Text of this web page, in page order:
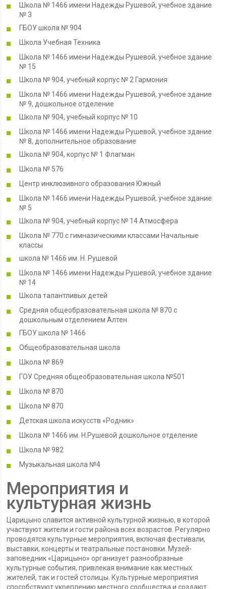
Школа № 1466 имени Надежды Рушевой, учебное здание
№ 3
ГБОУ школа № 904
Школа Учебная Техника
Школа № 1466 имени Надежды Рушевой, учебное здание
№ 15
Школа № 904, учебный корпус № 2 Гармония
Школа № 1466 имени Надежды Рушевой, учебное здание
№ 9, дошкольное отделение
Школа № 904, учебный корпус № 10
Школа № 1466 имени Надежды Рушевой, учебное здание
№ 8, дополнительное образование
Школа № 904, корпус № 1 Флагман
Школа № 576
Центр инклюзивного образования Южный
Школа № 1466 имени Надежды Рушевой, учебное здание
№ 5
Школа № 904, учебный корпус № 14 Атмосфера
Школа № 770 с гимназическими классами Начальные
классы
школа № 1466 им. Н. Рушевой
Школа № 1466 имени Надежды Рушевой, учебное здание
№ 14
Школа талантливых детей
Средняя общеобразовательная школа № 870 с
дошкольным отделением Алтен
ГБОУ школа № 1466
Общеобразовательная школа
Школа № 869
ГОУ Средняя общеобразовательная школа №501
Школа № 870
Школа № 870
Детская школа искусств «Родник»
Школа № 1466 им. Н.Рушевой дошкольное отделение
Школа № 982
Музыкальная школа №4
Мероприятия и
культурная жизнь
Царицыно славится активной культурной жизнью, в которой
участвуют жители и гости района всех возрастов. Регулярно
проводятся культурные мероприятия, включая фестивали,
выставки, концерты и театральные постановки. Музей-
заповедник «Царицыно» организует разнообразные
культурные события, привлекая внимание как местных
жителей, так и гостей столицы. Культурные мероприятия
способствуют укреплению местного сообщества и создают